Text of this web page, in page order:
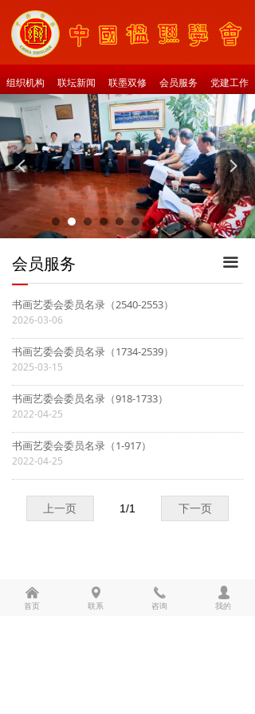
组织机构 联坛新闻 联墨双修 会员服务 党建工作
넳 넲
会员服务
—
끀
书画艺委会委员名录（2540-2553）
2026-03-06
书画艺委会委员名录（1734-2539）
2025-03-15
书画艺委会委员名录（918-1733）
2022-04-25
书画艺委会委员名录（1-917）
2022-04-25
上一页 下一页
1/1
낀
首页
넹
联系
끅
咨询
넙
我的